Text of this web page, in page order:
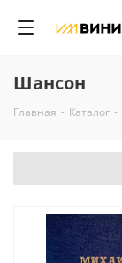
Шансон
Главная - Каталог -